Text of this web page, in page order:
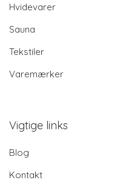
Hvidevarer
Sauna
Tekstiler
Varemærker
Vigtige links
Blog
Kontakt